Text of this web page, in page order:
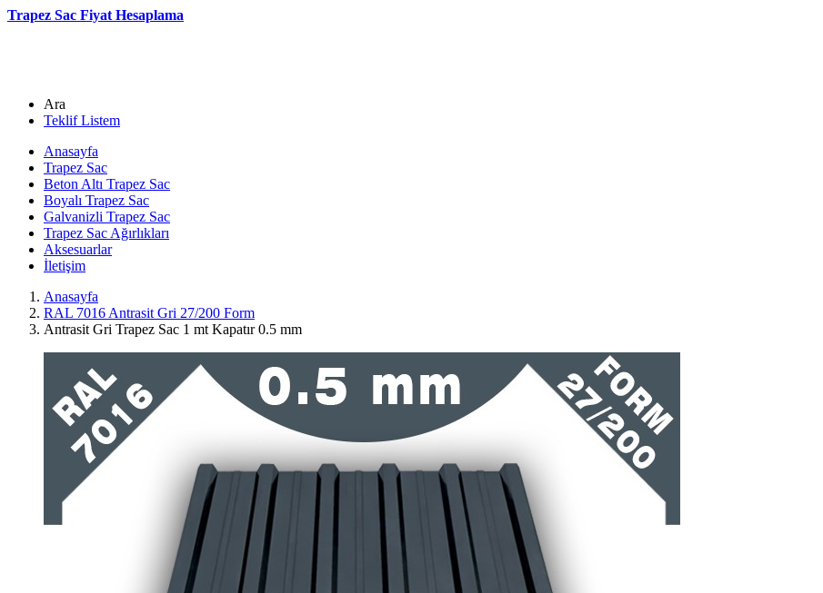
Trapez Sac Fiyat Hesaplama
Ara
Teklif Listem
Anasayfa
Trapez Sac
Beton Altı Trapez Sac
Boyalı Trapez Sac
Galvanizli Trapez Sac
Trapez Sac Ağırlıkları
Aksesuarlar
İletişim
Anasayfa
RAL 7016 Antrasit Gri 27/200 Form
Antrasit Gri Trapez Sac 1 mt Kapatır 0.5 mm